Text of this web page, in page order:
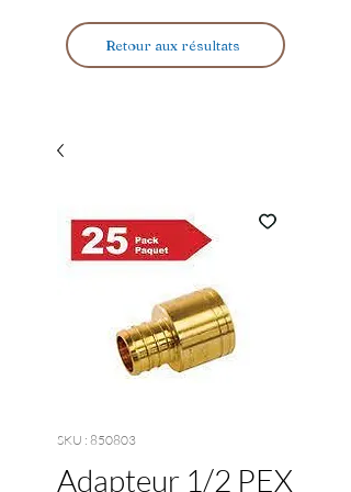
Retour aux résultats
SKU : 850803
Adapteur 1/2 PEX